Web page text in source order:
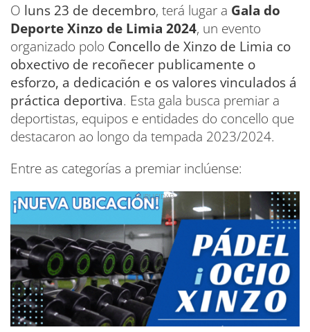
O luns 23 de decembro, terá lugar a Gala do
Deporte Xinzo de Limia 2024, un evento
organizado polo Concello de Xinzo de Limia co
obxectivo de recoñecer publicamente o
esforzo, a dedicación e os valores vinculados á
práctica deportiva. Esta gala busca premiar a
deportistas, equipos e entidades do concello que
destacaron ao longo da tempada 2023/2024.
Entre as categorías a premiar inclúense: